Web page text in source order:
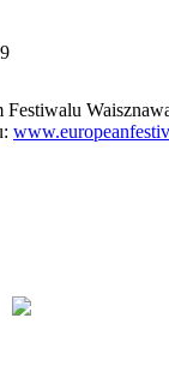
Festiwalu